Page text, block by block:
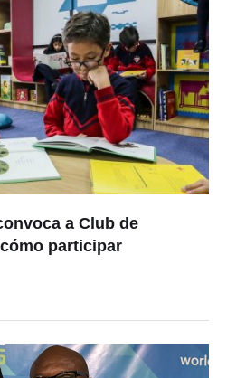
a Club de
participar